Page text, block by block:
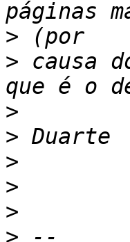
>
> causa
>
>
>
>
>
>